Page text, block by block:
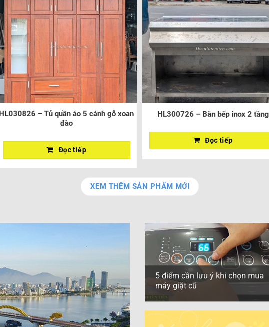
HL030826 – Tủ quần áo 5 cánh gỗ xoan
đào
Đọc tiếp
HL300726 – Bàn bếp inox 2 tầng
Đọc tiếp
XEM THÊM SẢN PHẨM MỚI
5 điểm cần lưu ý khi chọn mua
máy giặt cũ